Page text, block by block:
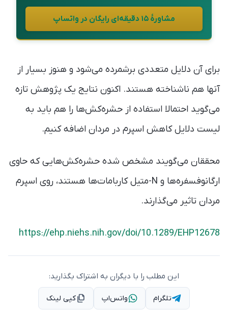
مشاورهٔ ۱۵ دقیقه‌ای رایگان در واتساپ
برای آن دلایل متعددی برشمرده می‌شود و هنوز بسیار از
آنها هم ناشناخته هستند. اکنون نتایج یک پژوهش تازه
می‌گوید احتمالا استفاده از حشره‌کش‌ها را هم باید به
لیست دلایل کاهش اسپرم در مردان اضافه کنیم.
محققان می‌گویند مشخص شده حشره‌کش‌هایی که حاوی
ارگانوفسفره‌ها و N-متیل کاربامات‌ها هستند، روی اسپرم
مردان تاثیر می‌گذارند.
https://ehp.niehs.nih.gov/doi/10.1289/EHP12678
این مطلب را با دیگران به اشتراک بگذارید:
تلگرام واتس‌اپ کپی لینک